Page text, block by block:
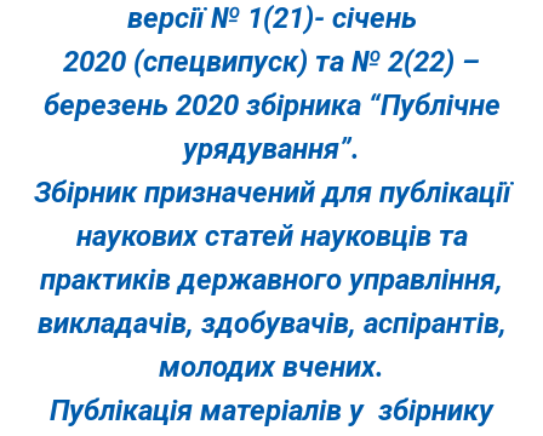
версії № 1(21)- січень
2020 (спецвипуск) та № 2(22) –
березень 2020 збірника “Публічне
урядування”.
Збірник призначений для публікації
наукових статей науковців та
практиків державного управління,
викладачів, здобувачів, аспірантів,
молодих вчених.
Публікація матеріалів у збірнику